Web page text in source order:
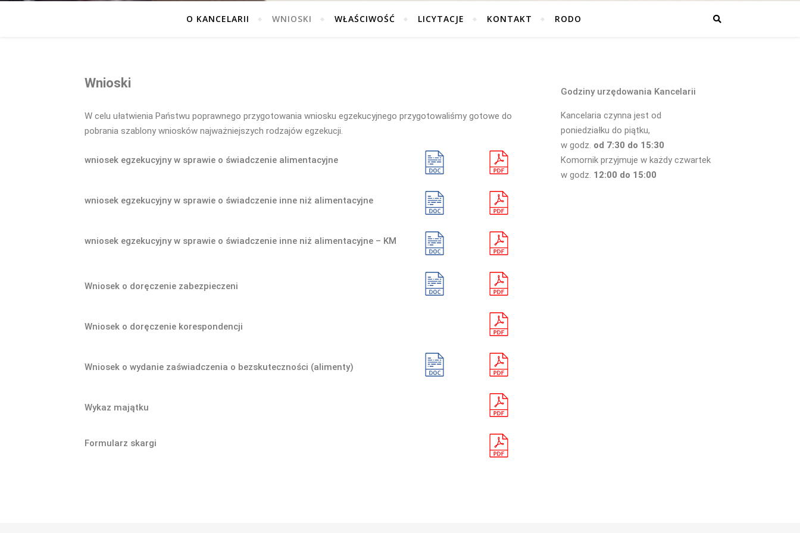
O KANCELARII WNIOSKI WŁAŚCIWOŚĆ LICYTACJE KONTAKT RODO
Wnioski
W celu ułatwienia Państwu poprawnego przygotowania wniosku egzekucyjnego przygotowaliśmy gotowe do
pobrania szablony wniosków najważniejszych rodzajów egzekucji.
wniosek egzekucyjny w sprawie o świadczenie alimentacyjne
wniosek egzekucyjny w sprawie o świadczenie inne niż alimentacyjne
wniosek egzekucyjny w sprawie o świadczenie inne niż alimentacyjne – KM
Wniosek o doręczenie zabezpieczeni
Wniosek o doręczenie korespondencji
Wniosek o wydanie zaświadczenia o bezskuteczności (alimenty)
Wykaz majątku
Formularz skargi
Godziny urzędowania Kancelarii
Kancelaria czynna jest od
poniedziałku do piątku,
w godz. od 7:30 do 15:30
Komornik przyjmuje w każdy czwartek
w godz. 12:00 do 15:00